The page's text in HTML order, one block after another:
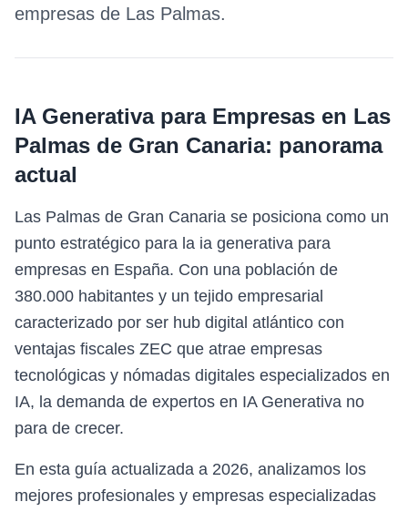
empresas de Las Palmas.
IA Generativa para Empresas en Las
Palmas de Gran Canaria: panorama
actual
Las Palmas de Gran Canaria se posiciona como un
punto estratégico para la ia generativa para
empresas en España. Con una población de
380.000 habitantes y un tejido empresarial
caracterizado por ser hub digital atlántico con
ventajas fiscales ZEC que atrae empresas
tecnológicas y nómadas digitales especializados en
IA, la demanda de expertos en IA Generativa no
para de crecer.
En esta guía actualizada a 2026, analizamos los
mejores profesionales y empresas especializadas